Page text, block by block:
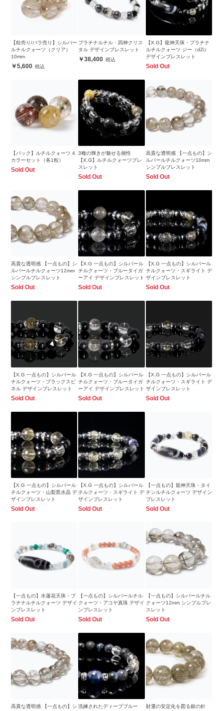
【粒売り/バラ売り】シルバー
ルチルクォーツ（クリア）
10mm
5,600
プラチナルチル・四神クリス
タル デザインブレスレット
38,400
【X.G】龍神天珠・プラチナ
ルチルクォーツ ジー（dZi）
デザインブレスレット
Sold Out
【パック】ルチルクォーツ 4
カラーセット（各1粒）
Sold Out
3種の輝きが魅せる個性
【X.G】ルチルクォーツブレ
スレット
Sold Out
高貴な透明感 【一点もの】シ
ルバールチルクォーツ10mm
シンプルブレスレット
Sold Out
高貴な透明感 【一点もの】シ
ルバールチルクォーツ12mm
シンプルブレスレット
Sold Out
【X.G 一点もの】シルバール
チルクォーツ・ブルータイガ
ーアイ デザインブレスレット
Sold Out
【X.G 一点もの】シルバール
チルクォーツ・スギライト デ
ザインブレスレット
Sold Out
【X.G 一点もの】シルバール
チルクォーツ・ブラックスピ
ネル デザインブレスレット
Sold Out
【X.G 一点もの】シルバール
チルクォーツ・ブルータイガ
ーアイ デザインブレスレット
Sold Out
【X.G 一点もの】シルバール
チルクォーツ・スギライト デ
ザインブレスレット
Sold Out
【X.G 一点もの】シルバール
チルクォーツ・山梨黒水晶 デ
ザインブレスレット
Sold Out
【X.G 一点もの】シルバール
チルクォーツ・スギライト デ
ザインブレスレット
Sold Out
【一点もの】龍神天珠・タイ
チンルチルクォーツ デザイン
ブレスレット
Sold Out
【一点もの】水蓮花天珠・プ
ラチナルチルクォーツ デザイ
ンブレスレット
Sold Out
【一点もの】シルバールチル
クォーツ・アコヤ真珠 デザイ
ンブレスレット
Sold Out
【一点もの】シルバールチル
クォーツ12mm シンプルブレ
スレット
Sold Out
高貴な透明感 【一点もの】シ 洗練されたディープブルー
財運の安定化を図る銀の針